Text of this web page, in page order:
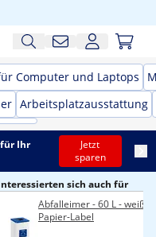
Computer und Laptops
Arbeitsplatzausstattung
Ihr
Jetzt
sparen
sich auch für
Abfalleimer - 60 L - weiß -
Papier-Label